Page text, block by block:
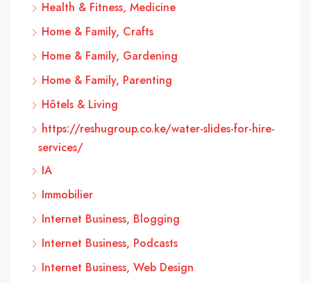
Health & Fitness, Medicine
Home & Family, Crafts
Home & Family, Gardening
Home & Family, Parenting
Hôtels & Living
https://reshugroup.co.ke/water-slides-for-hire-
services/
IA
Immobilier
Internet Business, Blogging
Internet Business, Podcasts
Internet Business, Web Design